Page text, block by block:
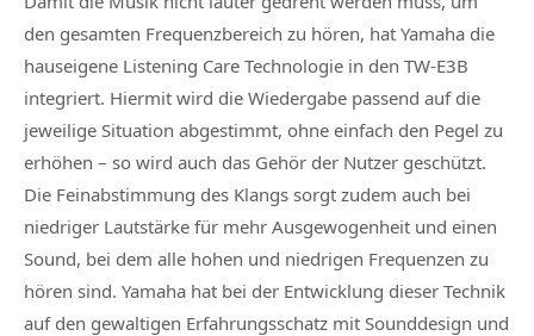
den gesamten Frequenzbereich zu hören, hat Yamaha die
hauseigene Listening Care Technologie in den TW-E3B
integriert. Hiermit wird die Wiedergabe passend auf die
jeweilige Situation abgestimmt, ohne einfach den Pegel zu
erhöhen – so wird auch das Gehör der Nutzer geschützt.
Die Feinabstimmung des Klangs sorgt zudem auch bei
niedriger Lautstärke für mehr Ausgewogenheit und einen
Sound, bei dem alle hohen und niedrigen Frequenzen zu
hören sind. Yamaha hat bei der Entwicklung dieser Technik
auf den gewaltigen Erfahrungsschatz mit Sounddesign und